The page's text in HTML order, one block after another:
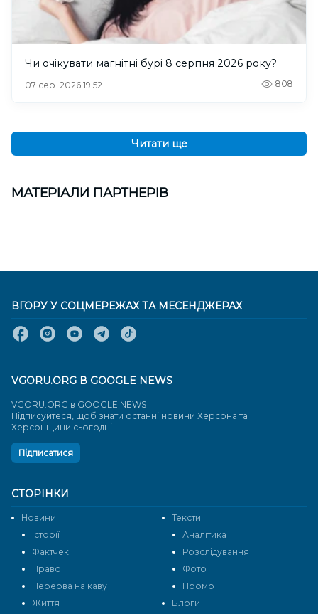
Чи очікувати магнітні бурі 8 серпня 2026 року?
07 сер. 2026 19:52 808
Читати ще
МАТЕРІАЛИ ПАРТНЕРІВ
СТОРІНКИ
Новини
Тексти
Історії
Аналітика
Фактчек
Розслідування
Право
Фото
Перерва на каву
Промо
Життя
Блоги
ВГОРУ У СОЦМЕРЕЖАХ ТА МЕСЕНДЖЕРАХ
VGORU.ORG В GOOGLE NEWS
VGORU.ORG в GOOGLE NEWS
Підписуйтеся, щоб знати останні новини Херсона та
Херсонщини сьогодні
Підписатися